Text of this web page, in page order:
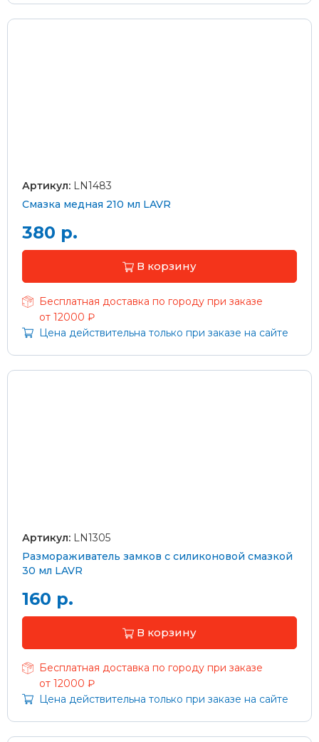
Артикул: LN1483
Смазка медная 210 мл LAVR
380 р.
В корзину
Бесплатная доставка по городу при заказе
от 12000 ₽
Цена действительна только при заказе на сайте
Артикул: LN1305
Размораживатель замков с силиконовой смазкой
30 мл LAVR
160 р.
В корзину
Бесплатная доставка по городу при заказе
от 12000 ₽
Цена действительна только при заказе на сайте